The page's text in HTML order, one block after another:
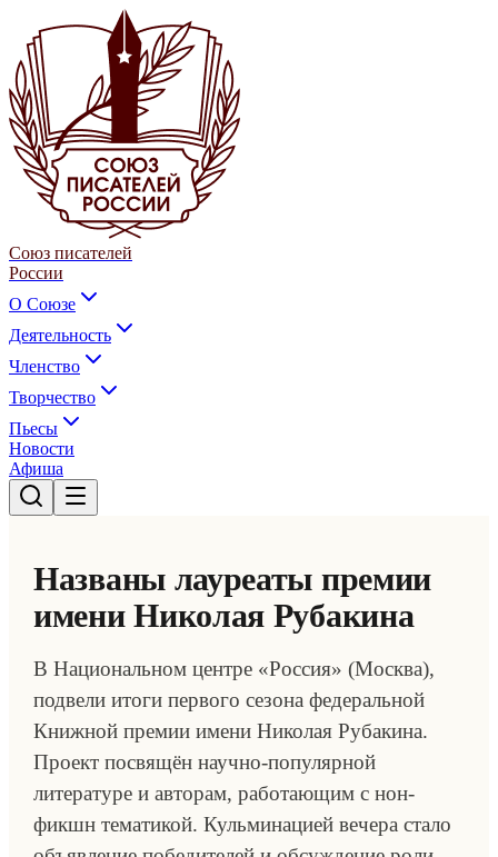
Союз писателей
России
О Союзе
Деятельность
Членство
Творчество
Пьесы
Новости
Афиша
Названы лауреаты премии
имени Николая Рубакина
В Национальном центре «Россия» (Москва),
подвели итоги первого сезона федеральной
Книжной премии имени Николая Рубакина.
Проект посвящён научно-популярной
литературе и авторам, работающим с нон-
фикшн тематикой. Кульминацией вечера стало